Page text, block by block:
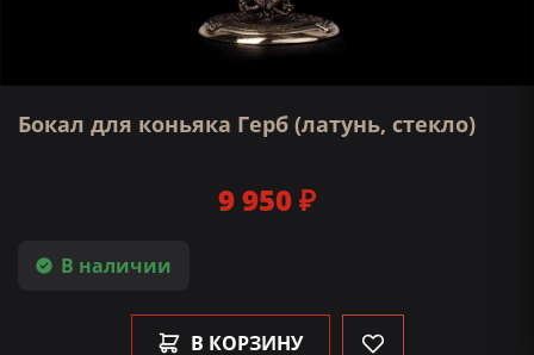
Бокал для коньяка Герб (латунь, стекло)
В наличии
9 950 ₽
В КОРЗИНУ